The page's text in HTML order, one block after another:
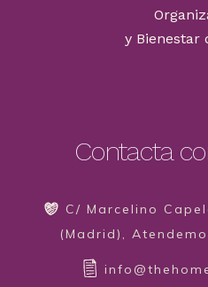
y Bienestar
Contacta
C/ Marcelino
(Madrid),